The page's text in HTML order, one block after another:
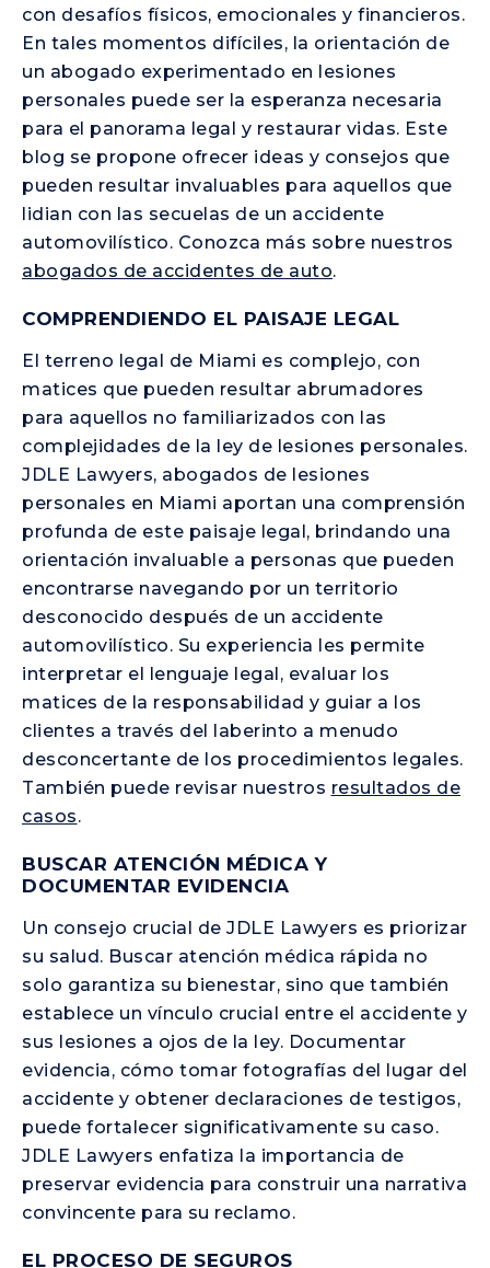
con desafíos físicos, emocionales y financieros.
En tales momentos difíciles, la orientación de
un abogado experimentado en lesiones
personales puede ser la esperanza necesaria
para el panorama legal y restaurar vidas. Este
blog se propone ofrecer ideas y consejos que
pueden resultar invaluables para aquellos que
lidian con las secuelas de un accidente
automovilístico. Conozca más sobre nuestros
abogados de accidentes de auto.
COMPRENDIENDO EL PAISAJE LEGAL
El terreno legal de Miami es complejo, con
matices que pueden resultar abrumadores
para aquellos no familiarizados con las
complejidades de la ley de lesiones personales.
JDLE Lawyers, abogados de lesiones
personales en Miami aportan una comprensión
profunda de este paisaje legal, brindando una
orientación invaluable a personas que pueden
encontrarse navegando por un territorio
desconocido después de un accidente
automovilístico. Su experiencia les permite
interpretar el lenguaje legal, evaluar los
matices de la responsabilidad y guiar a los
clientes a través del laberinto a menudo
desconcertante de los procedimientos legales.
También puede revisar nuestros resultados de
casos.
BUSCAR ATENCIÓN MÉDICA Y
DOCUMENTAR EVIDENCIA
Un consejo crucial de JDLE Lawyers es priorizar
su salud. Buscar atención médica rápida no
solo garantiza su bienestar, sino que también
establece un vínculo crucial entre el accidente y
sus lesiones a ojos de la ley. Documentar
evidencia, cómo tomar fotografías del lugar del
accidente y obtener declaraciones de testigos,
puede fortalecer significativamente su caso.
JDLE Lawyers enfatiza la importancia de
preservar evidencia para construir una narrativa
convincente para su reclamo.
EL PROCESO DE SEGUROS